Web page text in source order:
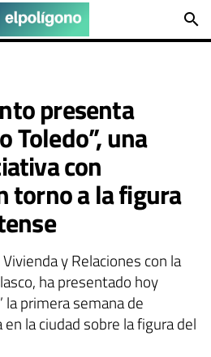
search
presenta
Toledo”, una
con
torno a la figura
y Relaciones con la
ha presentado hoy
la primera semana de
la ciudad sobre la figura del